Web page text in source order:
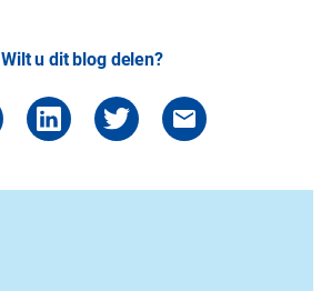
Wilt u dit blog delen?